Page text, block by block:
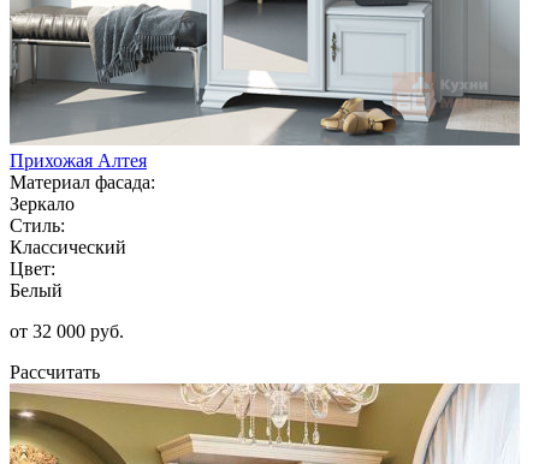
Прихожая Алтея
Материал фасада:
Зеркало
Стиль:
Классический
Цвет:
Белый
от 32 000 руб.
Рассчитать